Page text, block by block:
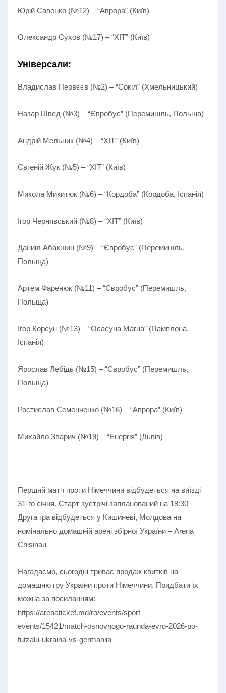
Юрій Савенко (№12) – “Аврора” (Київ)
Олександр Сухов (№17) – “ХІТ” (Київ)
Універсали:
Владислав Первєєв (№2) – “Сокіл” (Хмельницький)
Назар Швед (№3) – “Євробус” (Перемишль, Польща)
Андрій Мельник (№4) – “ХІТ” (Київ)
Євгеній Жук (№5) – “ХІТ” (Київ)
Микола Микитюк (№6) – “Кордоба” (Кордоба, Іспанія)
Ігор Чернявський (№8) – “ХІТ” (Київ)
Даниіл Абакшин (№9) – “Євробус” (Перемишль,
Польща)
Артем Фаренюк (№11) – “Євробус” (Перемишль,
Польща)
Ігор Корсун (№13) – “Осасуна Магна” (Памплона,
Іспанія)
Ярослав Лебідь (№15) – “Євробус” (Перемишль,
Польща)
Ростислав Семенченко (№16) – “Аврора” (Київ)
Михайло Зварич (№19) – “Енергія” (Львів)
Перший матч проти Німеччини відбудеться на виїзді
31-го січня. Старт зустрічі запланований на 19:30
Друга гра відбудеться у Кишиневі, Молдова на
номінально домашній арені збірної України – Arena
Chisinau
Нагадаємо, сьогодні триває продаж квитків на
домашню гру України проти Німеччини. Придбати їх
можна за посиланням:
https://arenaticket.md/ro/events/sport-
events/15421/match-osnovnogo-raunda-evro-2026-po-
futzalu-ukraina-vs-germaniia